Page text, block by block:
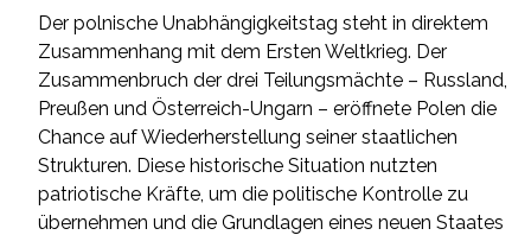
Der polnische Unabhängigkeitstag steht in direktem
Zusammenhang mit dem Ersten Weltkrieg. Der
Zusammenbruch der drei Teilungsmächte – Russland,
Preußen und Österreich-Ungarn – eröffnete Polen die
Chance auf Wiederherstellung seiner staatlichen
Strukturen. Diese historische Situation nutzten
patriotische Kräfte, um die politische Kontrolle zu
übernehmen und die Grundlagen eines neuen Staates